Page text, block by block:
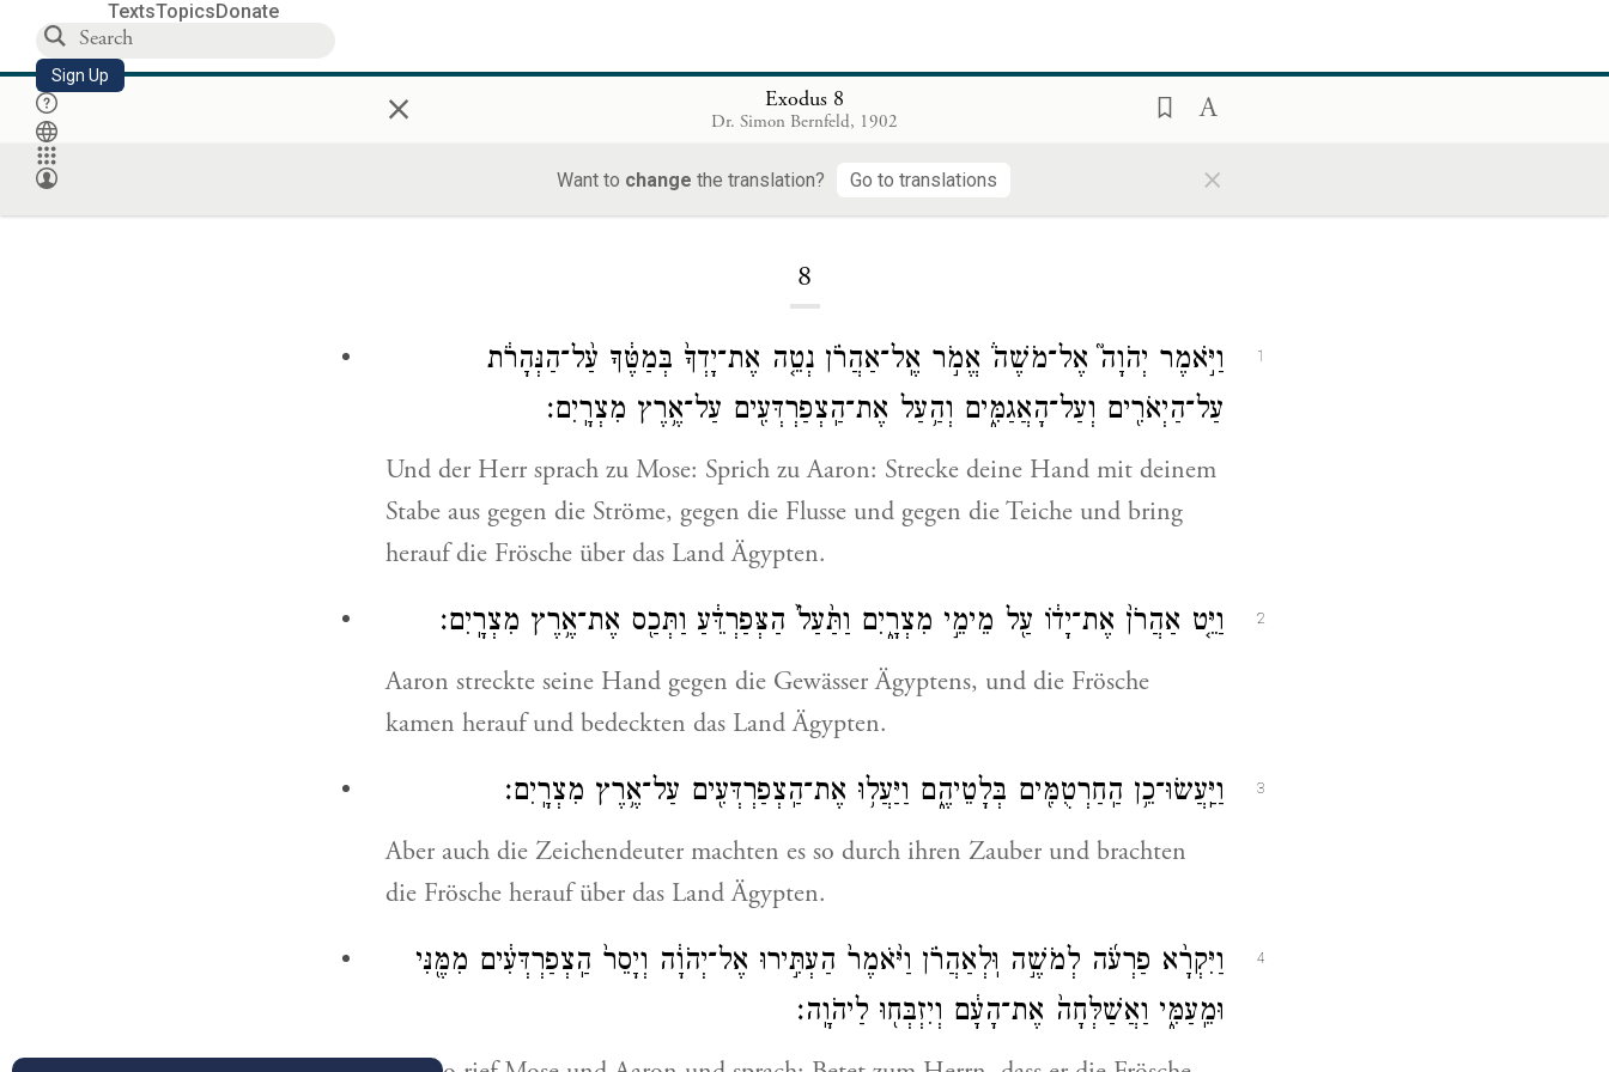
TextsTopicsDonate
Sign Up × Exodus 8
Dr. Simon Bernfeld, 1902
Want to change the translation? Go to translations ×
8
1
וַיֹּ֣אמֶר יְהֹוָה֮ אֶל־מֹשֶׁה֒ אֱמֹ֣ר אֶֽל־אַהֲרֹ֗ן נְטֵ֤ה אֶת־יָדְךָ֙ בְּמַטֶּ֔ךָ עַ֨ל־הַנְּהָרֹ֔ת
עַל־הַיְאֹרִ֖ים וְעַל־הָאֲגַמִּ֑ים וְהַ֥עַל אֶת־הַֽצְפַרְדְּעִ֖ים עַל־אֶ֥רֶץ מִצְרָֽיִם׃
Und der Herr sprach zu Mose: Sprich zu Aaron: Strecke deine Hand mit deinem
Stabe aus gegen die Ströme, gegen die Flusse und gegen die Teiche und bring
herauf die Frösche über das Land Ägypten.
2 וַיֵּ֤ט אַהֲרֹן֙ אֶת־יָד֔וֹ עַ֖ל מֵימֵ֣י מִצְרָ֑יִם וַתַּ֙עַל֙ הַצְּפַרְדֵּ֔עַ וַתְּכַ֖ס אֶת־אֶ֥רֶץ מִצְרָֽיִם׃
Aaron streckte seine Hand gegen die Gewässer Ägyptens, und die Frösche
kamen herauf und bedeckten das Land Ägypten.
3 וַיַּֽעֲשׂוּ־כֵ֥ן הַֽחַרְטֻמִּ֖ים בְּלָטֵיהֶ֑ם וַיַּעֲל֥וּ אֶת־הַֽצְפַרְדְּעִ֖ים עַל־אֶ֥רֶץ מִצְרָֽיִם׃
Aber auch die Zeichendeuter machten es so durch ihren Zauber und brachten
die Frösche herauf über das Land Ägypten.
4
וַיִּקְרָ֨א פַרְעֹ֜ה לְמֹשֶׁ֣ה וּֽלְאַהֲרֹ֗ן וַיֹּ֙אמֶר֙ הַעְתִּ֣ירוּ אֶל־יְהֹוָ֔ה וְיָסֵר֙ הַֽצְפַרְדְּעִ֔ים מִמֶּ֖נִּי
וּמֵֽעַמִּ֑י וַאֲשַׁלְּחָה֙ אֶת־הָעָ֔ם וְיִזְבְּח֖וּ לַיהֹוָֽה׃